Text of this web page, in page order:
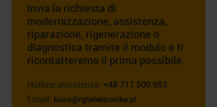
Invia la richiesta di
modernizzazione, assistenza,
riparazione, rigenerazione o
diagnostica tramite il modulo e ti
ricontatteremo il prima possibile.
Hotline assistenza: +48 717 500 983
Email: biuro@rgbelektronika.pl